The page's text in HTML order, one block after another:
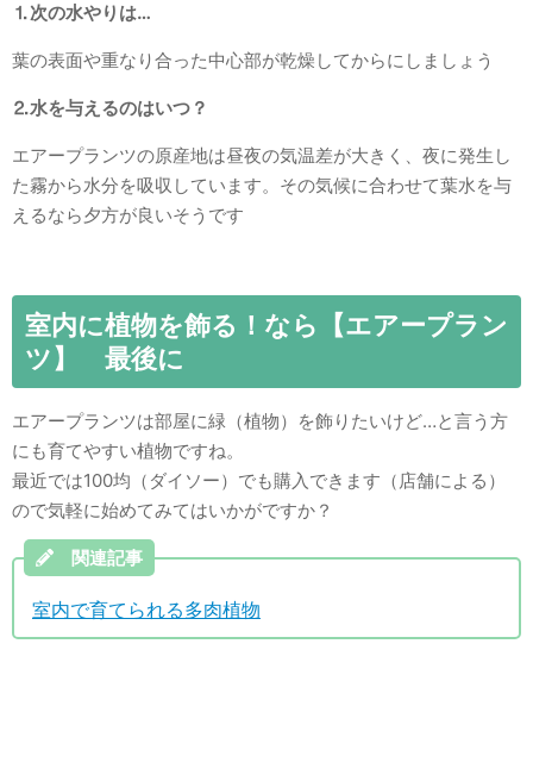
⒈次の水やりは…
葉の表面や重なり合った中心部が乾燥してからにしましょう
⒉水を与えるのはいつ？
エアープランツの原産地は昼夜の気温差が大きく、夜に発生し
た霧から水分を吸収しています。その気候に合わせて葉水を与
えるなら夕方が良いそうです
室内に植物を飾る！なら【エアープラン
ツ】 最後に
エアープランツは部屋に緑（植物）を飾りたいけど…と言う方
にも育てやすい植物ですね。
最近では100均（ダイソー）でも購入できます（店舗による）
ので気軽に始めてみてはいかがですか？
関連記事
室内で育てられる多肉植物